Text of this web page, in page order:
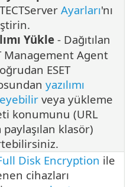
Ayarları'nı
Yükle - Dağıtılan
Management Agent
ESET
yazılımı
veya yükleme
konumunu (URL
paylaşılan klasör)
Disk Encryption ile
cihazları